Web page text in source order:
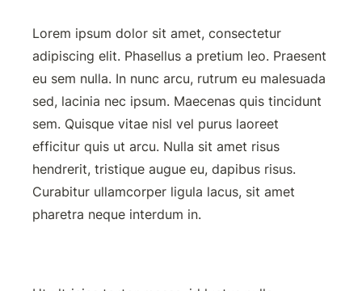
Lorem ipsum dolor sit amet, consectetur
adipiscing elit. Phasellus a pretium leo. Praesent
eu sem nulla. In nunc arcu, rutrum eu malesuada
sed, lacinia nec ipsum. Maecenas quis tincidunt
sem. Quisque vitae nisl vel purus laoreet
efficitur quis ut arcu. Nulla sit amet risus
hendrerit, tristique augue eu, dapibus risus.
Curabitur ullamcorper ligula lacus, sit amet
pharetra neque interdum in.